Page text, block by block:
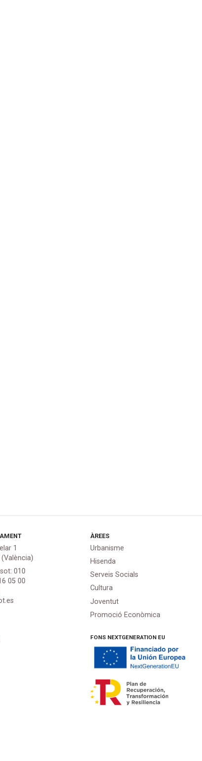
1
010
05 00
ÀREES
Urbanisme
Hisenda
Serveis Socials
Cultura
Joventut
Promoció Econòmica
FONS NEXTGENERATION EU